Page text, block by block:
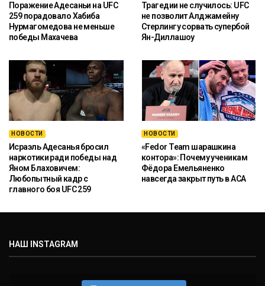
Поражение Адесаньи на UFC
259 порадовало Хабиба
Нурмагомедова не меньше
победы Махачева
Трагедии не случилось: UFC
не позволит Алджамейну
Стерлингу сорвать супербой
Ян-Диллашоу
НОВОСТИ
Исраэль Адесанья бросил
наркотики ради победы над
Яном Блаховичем:
Любопытный кадр с
главного боя UFC 259
НОВОСТИ
«Fedor Team шарашкина
контора»: Почему ученикам
Фёдора Емельяненко
навсегда закрыт путь в ACA
НАШ INSTAGRAM